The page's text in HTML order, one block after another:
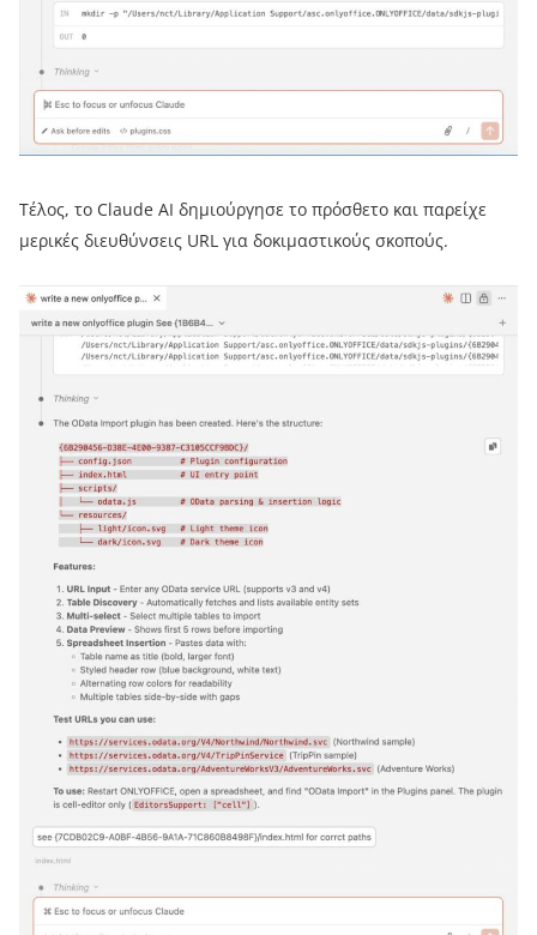
Τέλος, το Claude AI δημιούργησε το πρόσθετο και παρείχε
μερικές διευθύνσεις URL για δοκιμαστικούς σκοπούς.